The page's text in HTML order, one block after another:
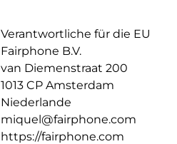
Verantwortliche für die EU
Fairphone B.V.
van Diemenstraat 200
1013 CP Amsterdam
Niederlande
miquel@fairphone.com
https://fairphone.com